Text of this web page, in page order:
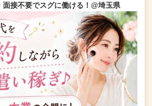
面接不要でスグに働ける！@埼玉県